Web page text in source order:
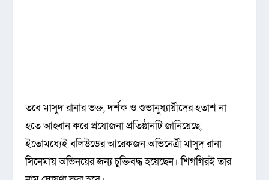
তবে মাসুদ রানার ভক্ত, দর্শক ও শুভানুধ্যায়ীদের হতাশ না
হতে আহ্বান করে প্রযোজনা প্রতিষ্ঠানটি জানিয়েছে,
ইতোমধ্যেই বলিউডের আরেকজন অভিনেত্রী মাসুদ রানা
সিনেমায় অভিনয়ের জন্য চুক্তিবদ্ধ হয়েছেন। শিগগিরই তার